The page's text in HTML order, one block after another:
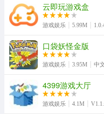
云即玩游戏盒
游戏娱乐 5.99M
口袋妖怪金版
游戏娱乐 3.95M 中
4399游戏大厅
游戏娱乐 4.1M